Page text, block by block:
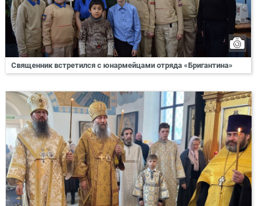
Священник встретился с юнармейцами отряда «Бригантина»